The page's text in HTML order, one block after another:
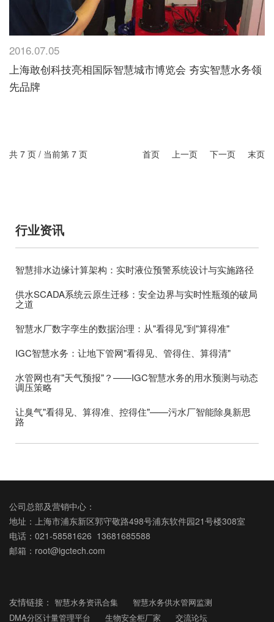
2016.07.05
上海敢创科技亮相国际智慧城市博览会 夯实智慧水务领
先品牌
共 7 页 / 当前第 7 页 首页 上一页 下一页 末页
行业资讯
智慧排水边缘计算架构：实时液位预警系统设计与实施路径
供水SCADA系统云原生迁移：安全边界与实时性瓶颈的破局
之道
智慧水厂数字孪生的数据治理：从"看得见"到"算得准"
IGC智慧水务：让地下管网"看得见、管得住、算得清"
水管网也有"天气预报"？——IGC智慧水务的用水预测与动态
调压策略
让臭气"看得见、算得准、控得住"——污水厂智能除臭新思
路
公司总部及营销中心：
地址：上海市浦东新区郭守敬路498号浦东软件园21号楼308室
电话：021-58581626 13681685588
邮箱：root@igctech.com
友情链接： 智慧水务资讯合集
智慧水务供水管网监测
DMA分区计量管理平台
生物安全柜厂家 交流论坛